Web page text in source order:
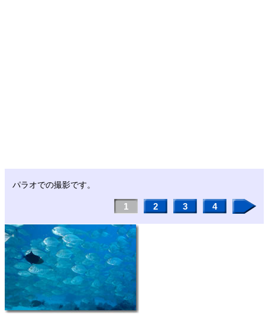
パラオでの撮影です。